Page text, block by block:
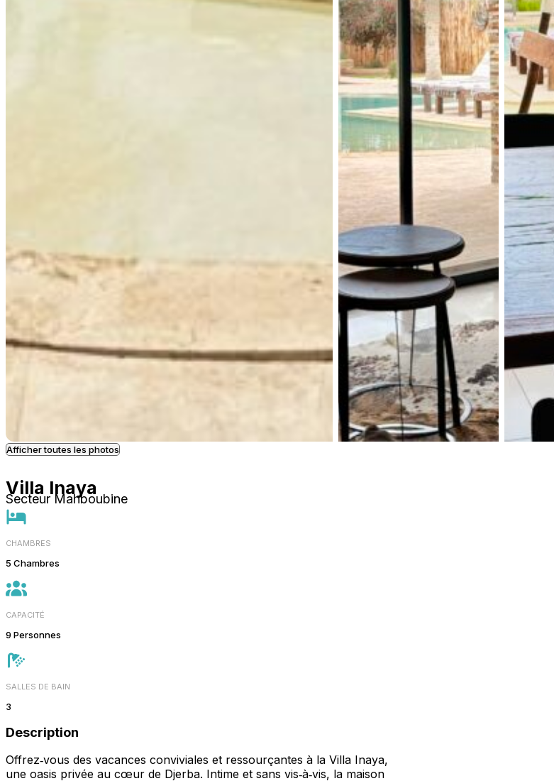
Afficher toutes les photos
Villa Inaya
Secteur Mahboubine
CHAMBRES
5 Chambres
CAPACITÉ
9 Personnes
SALLES DE BAIN
3
Description
Offrez‑vous des vacances conviviales et ressourçantes à la Villa Inaya,
une oasis privée au cœur de Djerba. Intime et sans vis‑à‑vis, la maison